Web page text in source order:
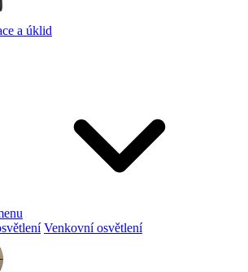
a úklid
Venkovní osvětlení